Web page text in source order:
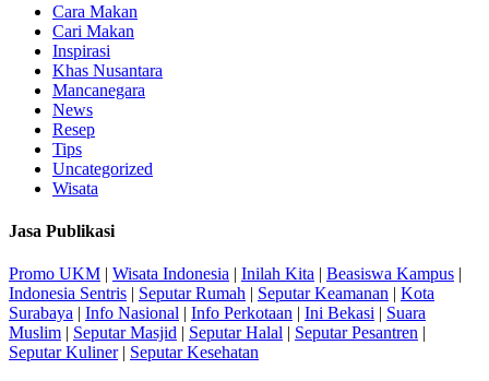
Cara Makan
Cari Makan
Inspirasi
Khas Nusantara
Mancanegara
News
Resep
Tips
Uncategorized
Wisata
Jasa Publikasi
Promo UKM | Wisata Indonesia | Inilah Kita | Beasiswa Kampus |
Indonesia Sentris | Seputar Rumah | Seputar Keamanan | Kota
Surabaya | Info Nasional | Info Perkotaan | Ini Bekasi | Suara
Muslim | Seputar Masjid | Seputar Halal | Seputar Pesantren |
Seputar Kuliner| Seputar Kesehatan